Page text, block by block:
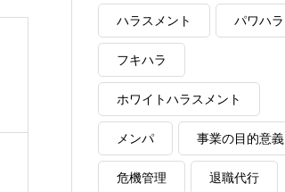
ハラスメント パワハラ
フキハラ
ホワイトハラスメント
メンパ 事業の目的意義
危機管理 退職代行